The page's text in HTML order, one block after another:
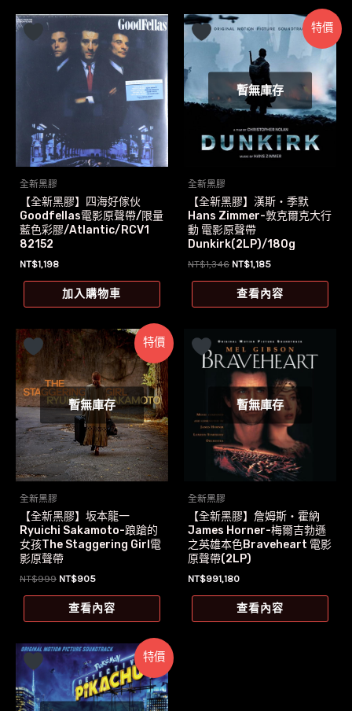
全新黑膠
【全新黑膠】四海好傢伙
Goodfellas電影原聲帶/限量
藍色彩膠/Atlantic/RCV1
82152
NT$1,198
加入購物車
特價
暫無庫存
全新黑膠
【全新黑膠】漢斯‧季默
Hans Zimmer-敦克爾克大行
動 電影原聲帶
Dunkirk(2LP)/180g
NT$1,346 原
價
格：
NT$1,185目
價
格：
查看內容
特價
暫無庫存
全新黑膠
【全新黑膠】坂本龍一
Ryuichi Sakamoto-踉蹌的
女孩The Staggering Girl電
影原聲帶
NT$999 原
格：
NT$905目
價
格：
查看內容
暫無庫存
全新黑膠
【全新黑膠】詹姆斯‧霍納
James Horner-梅爾吉勃遜
之英雄本色Braveheart 電影
原聲帶(2LP)
NT$991,180
查看內容
特價